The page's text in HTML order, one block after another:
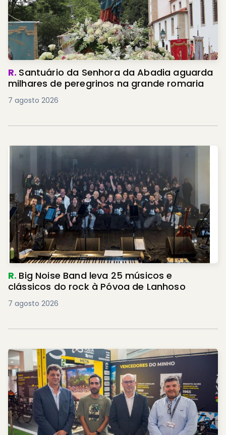
R. Santuário da Senhora da Abadia aguarda
milhares de peregrinos na grande romaria
7 agosto 2026
R. Big Noise Band leva 25 músicos e
clássicos do rock à Póvoa de Lanhoso
7 agosto 2026